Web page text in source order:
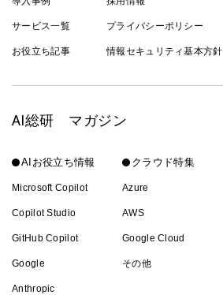
サービス一覧
お役立ち記事
プライバシーポリシー
情報セキュリティ基本方針
AI総研 マガジン
AIお役立ち情報
Microsoft Copilot
Copilot Studio
GitHub Copilot
Google
Anthropic
クラウド特集
Azure
AWS
Google Cloud
その他